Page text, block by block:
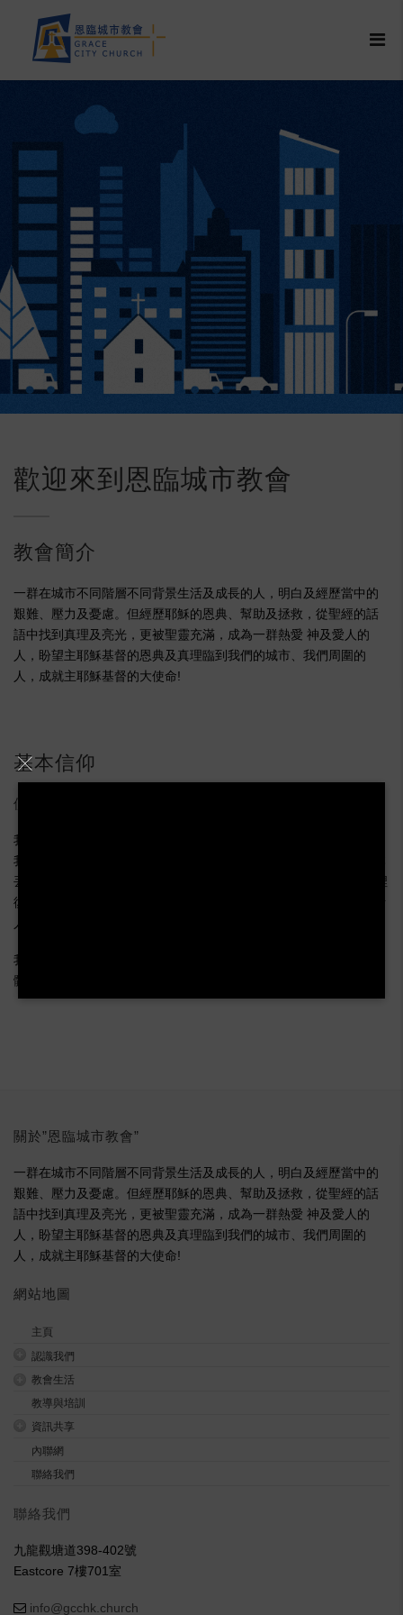
歡迎來到恩臨城市教會
教會簡介
一群在城市不同階層不同背景生活及成長的人， 明白及經歷當中的
艱難、壓力及憂慮。但經歷耶穌的恩典、幫助及拯救，從聖經的話
語中找到真理及亮光，更被聖靈充滿， 成為一群熱愛 神及愛人的
人，盼望主耶穌基督的恩典及真理臨到我們的城市、我們周圍的
人，成就主耶穌基督的大使命!
基本信仰
使徒信經( THE APOSTLES’ CREED )
我信天父上帝，萬權萬能，創造天地之主。我信上帝獨生之愛子，
我主耶穌基督; 我信耶穌為受聖靈感動之童貞女馬利亞所生，並在本
丟彼拉多手下遇難; 被釘十字架，死而埋葬; 降至陰間; 第三日從死裡
復活; 升天，坐於全能天父上帝之右邊。將來必定從天降臨，審判活
人死人。
我信聖靈; 我信聖而公之教會; 我信聖徒相通; 我信罪得赦免; 我信身
體復活; 我信永生。阿們。
關於”恩臨城市教會”
一群在城市不同階層不同背景生活及成長的人，明白及經歷當中的
艱難、壓力及憂慮。但經歷耶穌的恩典、幫助及拯救，從聖經的話
語中找到真理及亮光，更被聖靈充滿，成為一群熱愛 神及愛人的
人，盼望主耶穌基督的恩典及真理臨到我們的城市、我們周圍的
人，成就主耶穌基督的大使命!
網站地圖
主頁
認識我們
教會生活
教導與培訓
資訊共享
內聯網
聯絡我們
聯絡我們
九龍觀塘道398-402號
Eastcore 7樓701室
info@gcchk.church